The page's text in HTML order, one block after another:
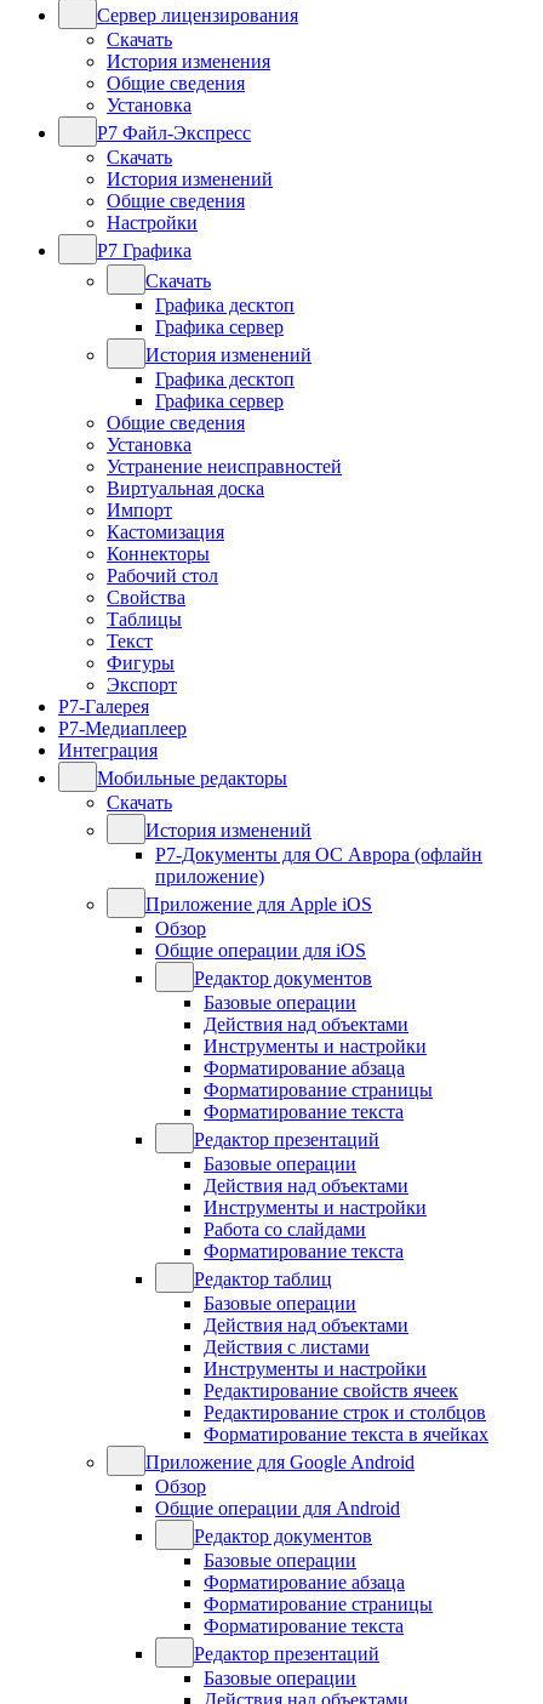
Сервер лицензирования
Скачать
История изменения
Общие сведения
Установка
Р7 Файл-Экспресс
Скачать
История изменений
Общие сведения
Настройки
Р7 Графика
Скачать
Графика десктоп
Графика сервер
История изменений
Графика десктоп
Графика сервер
Общие сведения
Установка
Устранение неисправностей
Виртуальная доска
Импорт
Кастомизация
Коннекторы
Рабочий стол
Свойства
Таблицы
Текст
Фигуры
Экспорт
Р7-Галерея
Р7-Медиаплеер
Интеграция
Мобильные редакторы
Скачать
История изменений
Р7-Документы для ОС Аврора (офлайн
приложение)
Приложение для Apple iOS
Обзор
Общие операции для iOS
Редактор документов
Базовые операции
Действия над объектами
Инструменты и настройки
Форматирование абзаца
Форматирование страницы
Форматирование текста
Редактор презентаций
Базовые операции
Действия над объектами
Инструменты и настройки
Работа со слайдами
Форматирование текста
Редактор таблиц
Базовые операции
Действия над объектами
Действия с листами
Инструменты и настройки
Редактирование свойств ячеек
Редактирование строк и столбцов
Форматирование текста в ячейках
Приложение для Google Android
Обзор
Общие операции для Android
Редактор документов
Базовые операции
Форматирование абзаца
Форматирование страницы
Форматирование текста
Редактор презентаций
Базовые операции
Действия над объектами